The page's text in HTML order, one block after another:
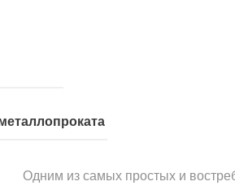
Одним из самых простых и